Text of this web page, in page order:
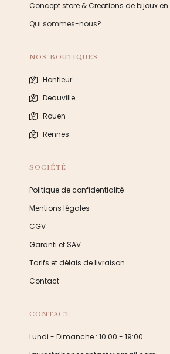
Concept store & Creations de bijoux
Qui sommes-nous?
NOS BOUTIQUES
Honfleur
Deauville
Rouen
Rennes
SOCIÉTÉ
Politique de confidentialité
Mentions légales
CGV
Garanti et SAV
Tarifs et délais de livraison
Contact
CONTACT
Lundi - Dimanche : 10:00 - 19:00